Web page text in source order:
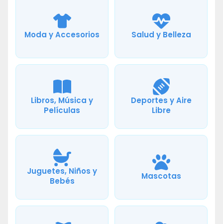
Moda y Accesorios Salud y Belleza
Libros, Música y
Películas
Deportes y Aire
Libre
Juguetes, Niños y
Bebés
Mascotas